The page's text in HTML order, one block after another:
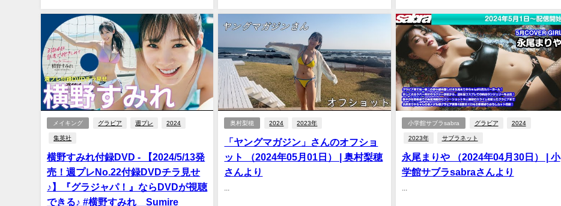
メイキング グラビア 週プレ 2024
集英社
横野すみれ付録DVD - 【2024/5/13発
売！週プレNo.22付録DVDチラ見せ
♪】『グラジャパ！』ならDVDが視聴
できる♪ #横野すみれ Sumire
奥村梨穂 2024 2023年
「ヤングマガジン」さんのオフショ
ット （2024年05月01日） | 奥村梨穂
さんより
小学館サブラsabra グラビア 2024
2023年 サブラネット
永尾まりや （2024年04月30日） | 小
学館サブラsabraさんより